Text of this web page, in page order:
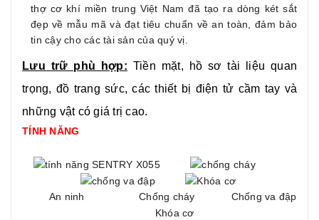
thợ cơ khí miền trung Việt Nam đã tạo ra dòng két sắt
đẹp về mẫu mã và đạt tiêu chuẩn về an toàn, đảm bảo
tin cậy cho các tài sản của quý vị.
Lưu trữ phù hợp: Tiền mặt, hồ sơ tài liệu quan
trọng, đồ trang sức, các thiết bị điện tử cầm tay và
những vật có giá trị cao.
TÍNH NĂNG
An ninh Chống cháy Chống va đập
Khóa cơ